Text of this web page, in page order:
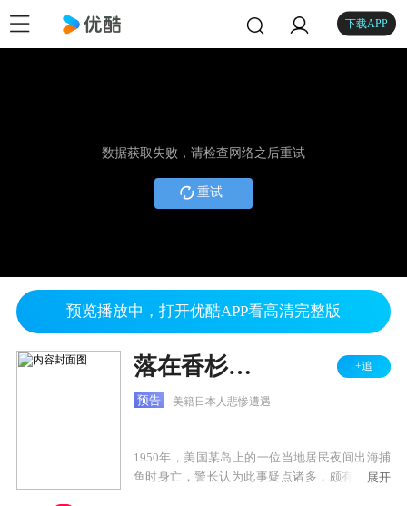
下载APP
数据获取失败，请检查网络之后重试
重试
预览播放中，打开优酷APP看高清完整版
落在香杉树的雪花 +追
预告 美籍日本人悲惨遭遇
1950年，美国某岛上的一位当地居民夜间出海捕
鱼时身亡，警长认为此事疑点诸多，颇有排日倾
展开